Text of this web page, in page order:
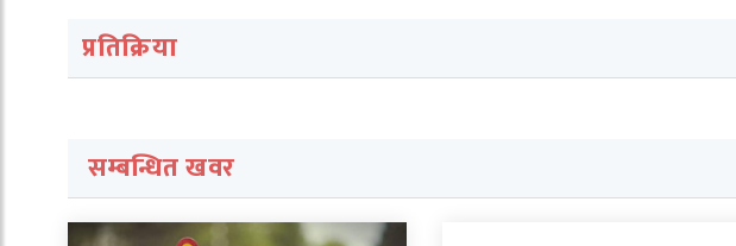
प्रतिक्रिया
सम्बन्धित खवर